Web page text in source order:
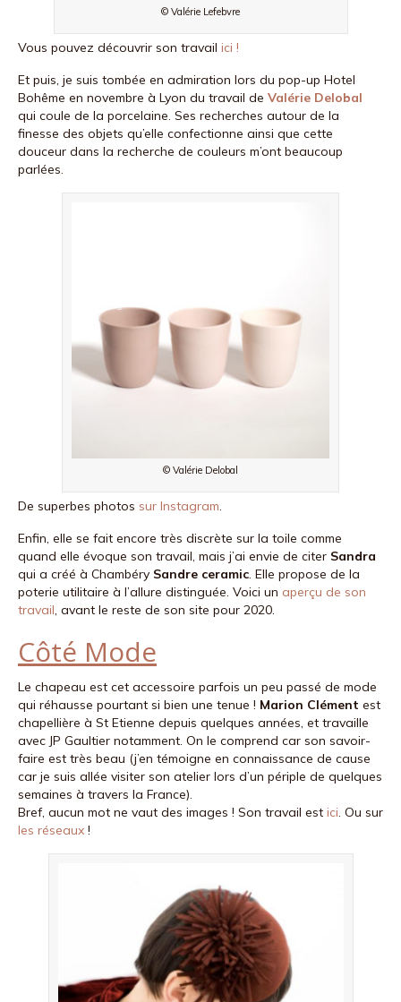
© Valérie Lefebvre
Vous pouvez découvrir son travail ici !
Et puis, je suis tombée en admiration lors du pop-up Hotel
Bohême en novembre à Lyon du travail de Valérie Delobal
qui coule de la porcelaine. Ses recherches autour de la
finesse des objets qu’elle confectionne ainsi que cette
douceur dans la recherche de couleurs m’ont beaucoup
parlées.
© Valérie Delobal
De superbes photos sur Instagram.
Enfin, elle se fait encore très discrète sur la toile comme
quand elle évoque son travail, mais j’ai envie de citer Sandra
qui a créé à Chambéry Sandre ceramic. Elle propose de la
poterie utilitaire à l’allure distinguée. Voici un aperçu de son
travail, avant le reste de son site pour 2020.
Côté Mode
Le chapeau est cet accessoire parfois un peu passé de mode
qui réhausse pourtant si bien une tenue ! Marion Clément est
chapellière à St Etienne depuis quelques années, et travaille
avec JP Gaultier notamment. On le comprend car son savoir-
faire est très beau (j’en témoigne en connaissance de cause
car je suis allée visiter son atelier lors d’un périple de quelques
semaines à travers la France).
Bref, aucun mot ne vaut des images ! Son travail est ici. Ou sur
les réseaux !